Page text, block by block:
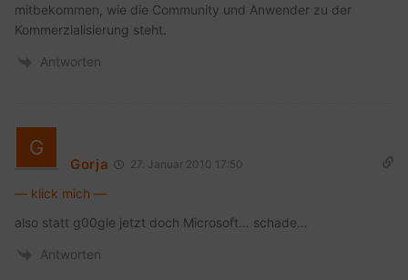
mitbekommen, wie die Community und Anwender zu der
Kommerzialisierung steht.
Antworten
Gorja 27. Januar 2010 17:50
— klick mich —
also statt g00gle jetzt doch Microsoft… schade…
Antworten